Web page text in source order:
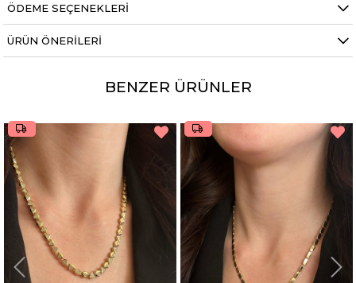
ÖDEME SEÇENEKLERI
ÜRÜN ÖNERILERI
BENZER ÜRÜNLER